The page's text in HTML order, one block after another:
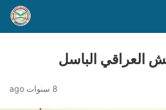
العراقي الباسل
8 سنوات ago